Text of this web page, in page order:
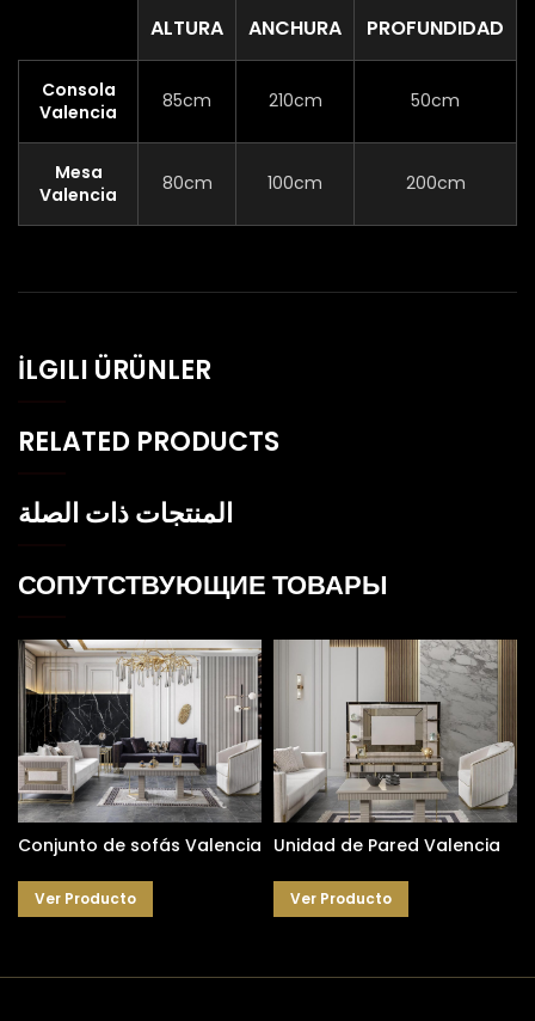
ALTURA ANCHURA PROFUNDIDAD
Consola
Valencia
85cm 210cm 50cm
Mesa
Valencia
80cm 100cm 200cm
İLGILI ÜRÜNLER
RELATED PRODUCTS
المنتجات ذات الصلة
СОПУТСТВУЮЩИЕ ТОВАРЫ
Conjunto de sofás Valencia
Ver Producto
Unidad de Pared Valencia
Ver Producto